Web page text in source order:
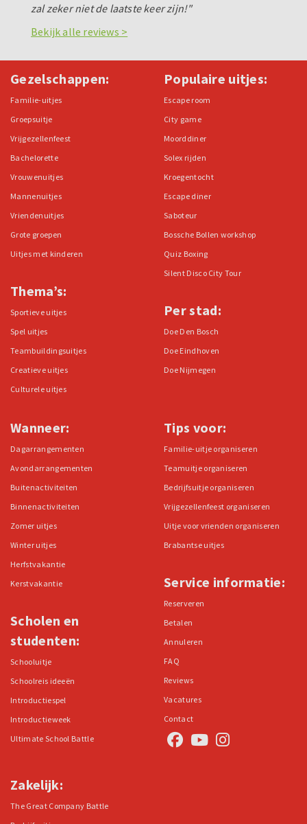
zal zeker niet de laatste keer zijn!"
Bekijk alle reviews >
Gezelschappen:
Familie-uitjes
Groepsuitje
Vrijgezellenfeest
Bachelorette
Vrouwenuitjes
Mannenuitjes
Vriendenuitjes
Grote groepen
Uitjes met kinderen
Thema’s:
Sportieve uitjes
Spel uitjes
Teambuildingsuitjes
Creatieve uitjes
Culturele uitjes
Populaire uitjes:
Escape room
City game
Moorddiner
Solex rijden
Kroegentocht
Escape diner
Saboteur
Bossche Bollen workshop
Quiz Boxing
Silent Disco City Tour
Per stad:
Doe Den Bosch
Doe Eindhoven
Doe Nijmegen
Wanneer:
Dagarrangementen
Avondarrangementen
Buitenactiviteiten
Binnenactiviteiten
Zomer uitjes
Winter uitjes
Herfstvakantie
Kerstvakantie
Scholen en
studenten:
Schooluitje
Schoolreis ideeën
Introductiespel
Introductieweek
Ultimate School Battle
Tips voor:
Familie-uitje organiseren
Teamuitje organiseren
Bedrijfsuitje organiseren
Vrijgezellenfeest organiseren
Uitje voor vrienden organiseren
Brabantse uitjes
Service informatie:
Reserveren
Betalen
Annuleren
FAQ
Reviews
Vacatures
Contact
Zakelijk:
The Great Company Battle